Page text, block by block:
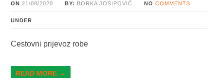
ON 21/08/2020 BY: BORKA JOSIPOVIĆ NO COMMENTS
UNDER
Cestovni prijevoz robe
READ MORE →